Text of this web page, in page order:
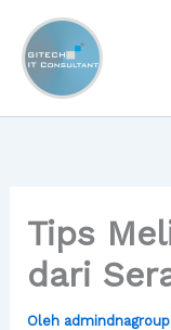
konten
Tips
dari
Oleh admindnagroup